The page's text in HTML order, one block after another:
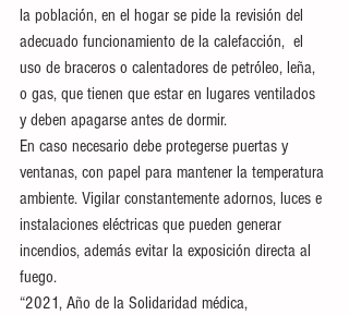
la población, en el hogar se pide la revisión del
adecuado funcionamiento de la calefacción,  el
uso de braceros o calentadores de petróleo, leña,
o gas, que tienen que estar en lugares ventilados
y deben apagarse antes de dormir.
En caso necesario debe protegerse puertas y
ventanas, con papel para mantener la temperatura
ambiente. Vigilar constantemente adornos, luces e
instalaciones eléctricas que pueden generar
incendios, además evitar la exposición directa al
fuego.
“2021, Año de la Solidaridad médica,